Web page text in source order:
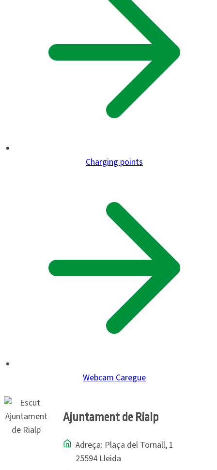
Charging points
Webcam Caregue
Ajuntament de Rialp
Adreça: Plaça del Tornall, 1
25594 Lleida